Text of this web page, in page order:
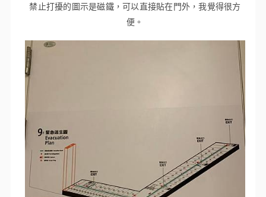
禁止打擾的圖示是磁鐵，可以直接貼在門外，我覺得很方
便。